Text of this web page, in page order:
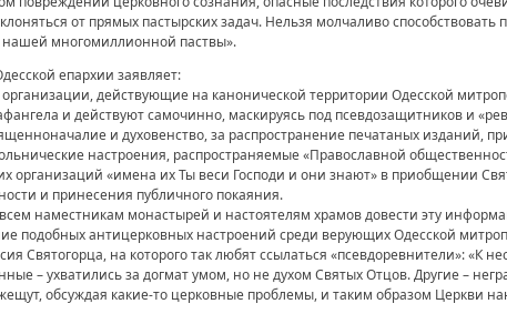
от прямых пастырских задач. Нельзя молчаливо способствовать
многомиллионной паствы».
епархии заявляет:
действующие на канонической территории Одесской
и действуют самочинно, маскируясь под псевдозащитников и
и духовенство, за распространение печатаных изданий,
настроения, распространяемые «Православной
организаций «имена их Ты веси Господи и они знают» в приобщении
и принесения публичного покаяния.
наместникам монастырей и настоятелям храмов довести эту
подобных антицерковных настроений среди верующих Одесской
Святогорца, на которого так любят ссылаться «псевдоревнители»: «К
– ухватились за догмат умом, но не духом Святых Отцов. Другие –
обсуждая какие-то церковные проблемы, и таким образом Церкви